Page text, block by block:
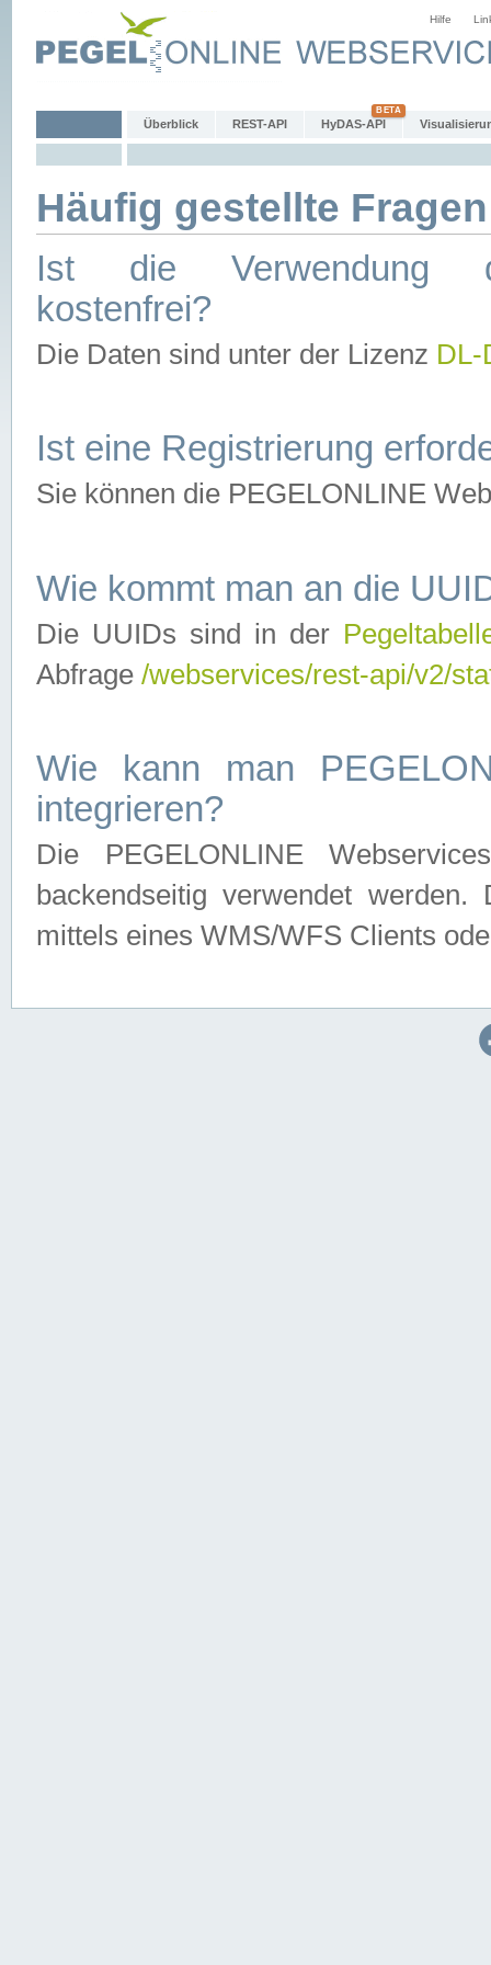
Hilfe
Überblick REST-API HyDAS-API
Häufig gestellte
Ist die Verwendung
kostenfrei?
Die Daten sind unter der Lizenz
Ist eine Registrierung
Sie können die PEGELONLINE
Wie kommt man an die
Die UUIDs sind in der
Abfrage /webservices/rest-api/v2/
Wie kann man
integrieren?
Die PEGELONLINE
backendseitig verwendet
mittels eines WMS/WFS Clients